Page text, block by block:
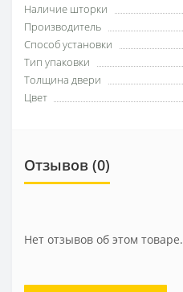
Наличие шторки
Производитель
Способ установки
Тип упаковки
Толщина двери
Цвет
Отзывов (0)
Нет отзывов об этом товаре.